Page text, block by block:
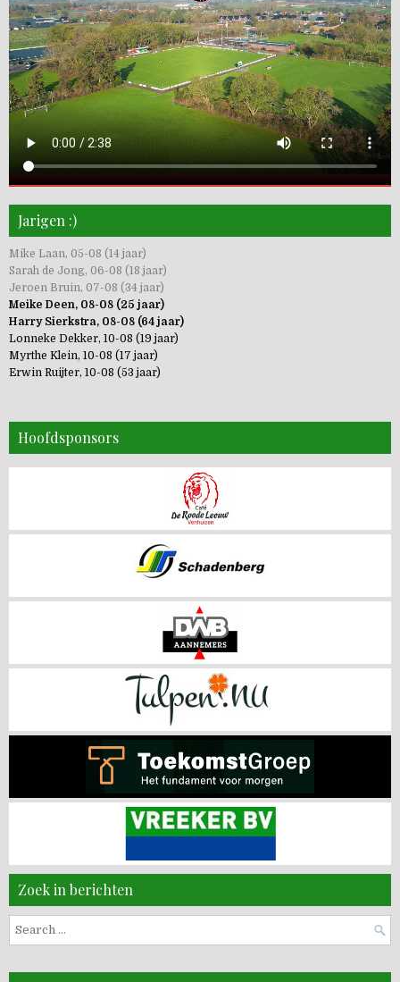
Jarigen :)
Mike Laan, 05-08 (14 jaar)
Sarah de Jong, 06-08 (18 jaar)
Jeroen Bruin, 07-08 (34 jaar)
Meike Deen, 08-08 (25 jaar)
Harry Sierkstra, 08-08 (64 jaar)
Lonneke Dekker, 10-08 (19 jaar)
Myrthe Klein, 10-08 (17 jaar)
Erwin Ruijter, 10-08 (53 jaar)
Hoofdsponsors
Zoek in berichten
Search
for: